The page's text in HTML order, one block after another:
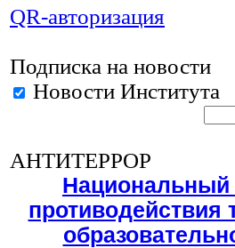
QR-авторизация
Подписка на новости
Новости Института
АНТИТЕРРОР
Национальный
противодействия